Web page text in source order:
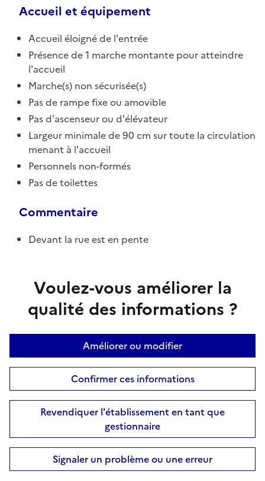
Accueil et équipement
Accueil éloigné de l'entrée
Présence de 1 marche montante pour atteindre
l'accueil
Marche(s) non sécurisée(s)
Pas de rampe fixe ou amovible
Pas d'ascenseur ou d'élévateur
Largeur minimale de 90 cm sur toute la circulation
menant à l'accueil
Personnels non-formés
Pas de toilettes
Commentaire
Devant la rue est en pente
Voulez-vous améliorer la
qualité des informations ?
Améliorer ou modifier
Confirmer ces informations
Revendiquer l'établissement en tant que
gestionnaire
Signaler un problème ou une erreur